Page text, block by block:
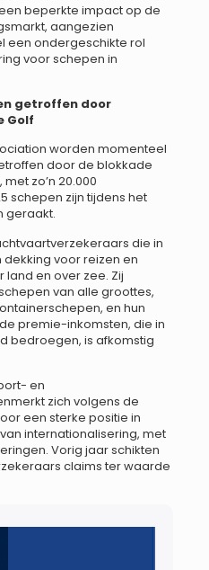
beperkte impact op de
aangezien
een ondergeschikte rol
voor schepen in
getroffen door
Golf
worden momenteel
door de blokkade
zo’n 20.000
schepen zijn tijdens het
geraakt.
die in
voor reizen en
en over zee. Zij
van alle groottes,
en hun
premie-inkomsten, die in
bedroegen, is afkomstig
en
zich volgens de
een sterke positie in
internationalisering, met
Vorig jaar schikten
claims ter waarde